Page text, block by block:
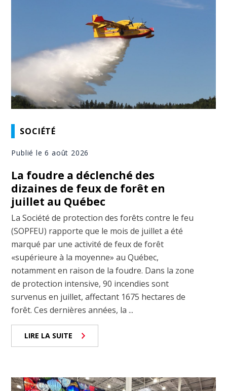
SOCIÉTÉ
Publié le 6 août 2026
La foudre a déclenché des
dizaines de feux de forêt en
juillet au Québec
La Société de protection des forêts contre le feu
(SOPFEU) rapporte que le mois de juillet a été
marqué par une activité de feux de forêt
«supérieure à la moyenne» au Québec,
notamment en raison de la foudre. Dans la zone
de protection intensive, 90 incendies sont
survenus en juillet, affectant 1675 hectares de
forêt. Ces dernières années, la ...
LIRE LA SUITE